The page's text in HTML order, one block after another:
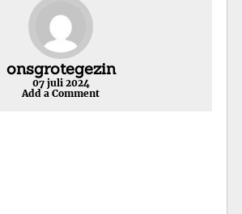
onsgrotegezin
07 juli 2024
Add a Comment